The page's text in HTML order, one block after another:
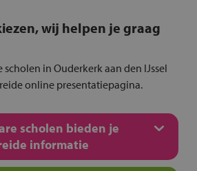
wij helpen je graag
scholen in Ouderkerk aan den IJssel
online presentatiepagina.
scholen bieden je
informatie